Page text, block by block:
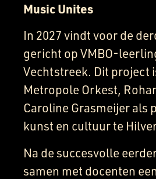
Music Unites
In 2027 vindt voor de
gericht op VMBO-
Vechtstreek. Dit project
Metropole Orkest,
Caroline Grasmeijer als
kunst en cultuur te
Na de succesvolle
samen met docenten